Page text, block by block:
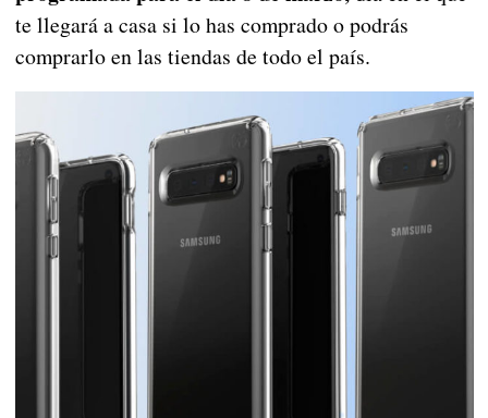
te llegará a casa si lo has comprado o podrás
comprarlo en las tiendas de todo el país.